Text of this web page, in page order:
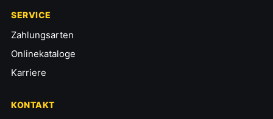
SERVICE
Zahlungsarten
Onlinekataloge
Karriere
KONTAKT